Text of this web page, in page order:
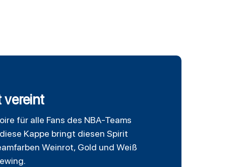
vereint
für alle Fans des NBA-Teams
Kappe bringt diesen Spirit
Weinrot, Gold und Weiß